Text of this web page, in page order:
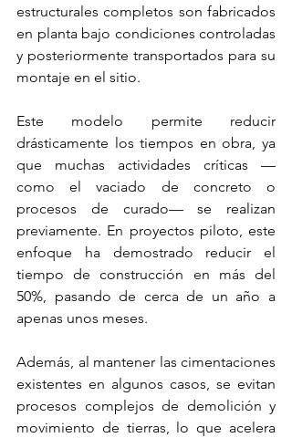
estructurales completos son fabricados
en planta bajo condiciones controladas
y posteriormente transportados para su
montaje en el sitio.
Este modelo permite reducir
drásticamente los tiempos en obra, ya
que muchas actividades críticas —
como el vaciado de concreto o
procesos de curado— se realizan
previamente. En proyectos piloto, este
enfoque ha demostrado reducir el
tiempo de construcción en más del
50%, pasando de cerca de un año a
apenas unos meses.
Además, al mantener las cimentaciones
existentes en algunos casos, se evitan
procesos complejos de demolición y
movimiento de tierras, lo que acelera